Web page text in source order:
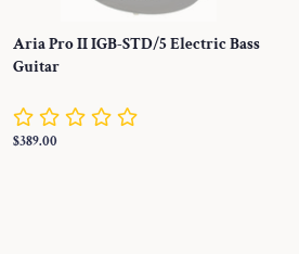
Aria Pro II IGB-STD/5 Electric Bass
Guitar
Normaler
$389.00